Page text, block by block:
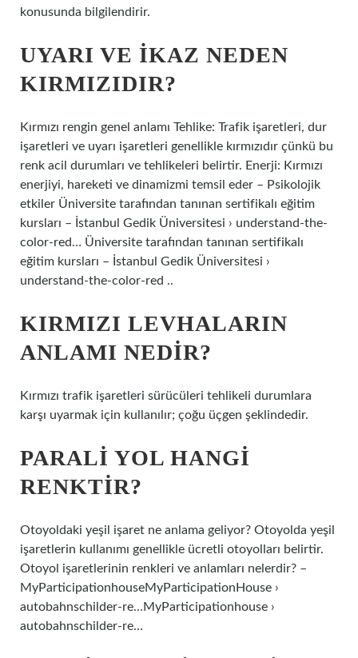
konusunda bilgilendirir.
UYARI VE IKAZ NEDEN
KIRMIZIDIR?
Kırmızı rengin genel anlamı Tehlike: Trafik işaretleri, dur
işaretleri ve uyarı işaretleri genellikle kırmızıdır çünkü bu
renk acil durumları ve tehlikeleri belirtir. Enerji: Kırmızı
enerjiyi, hareketi ve dinamizmi temsil eder – Psikolojik
etkiler Üniversite tarafından tanınan sertifikalı eğitim
kursları – İstanbul Gedik Üniversitesi › understand-the-
color-red… Üniversite tarafından tanınan sertifikalı
eğitim kursları – İstanbul Gedik Üniversitesi ›
understand-the-color-red ..
KIRMIZI LEVHALARIN
ANLAMI NEDIR?
Kırmızı trafik işaretleri sürücüleri tehlikeli durumlara
karşı uyarmak için kullanılır; çoğu üçgen şeklindedir.
PARALI YOL HANGI
RENKTIR?
Otoyoldaki yeşil işaret ne anlama geliyor? Otoyolda yeşil
işaretlerin kullanımı genellikle ücretli otoyolları belirtir.
Otoyol işaretlerinin renkleri ve anlamları nelerdir? –
MyParticipationhouseMyParticipationHouse ›
autobahnschilder-re…MyParticipationhouse ›
autobahnschilder-re…